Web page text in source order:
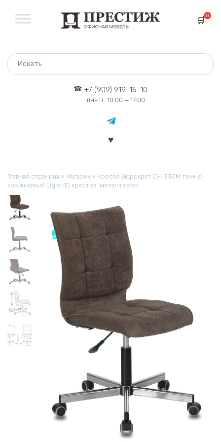
содержанию
0
+7 (909) 919-15-10
пн-пт: 10:00 — 17:00
Главная страница » Магазин » Кресло Бюрократ CH-330M темно-
коричневый Light-10 крестов. металл хром